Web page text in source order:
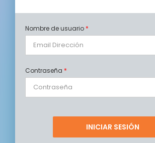
Nombre de usuario *
Contraseña *